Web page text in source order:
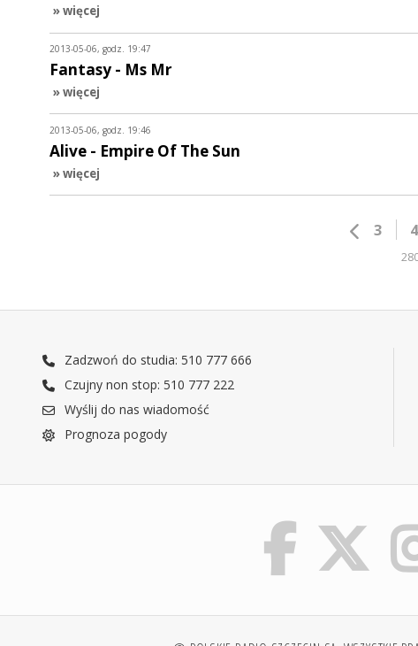
» więcej
2013-05-06, godz. 19:47
Fantasy - Ms Mr
» więcej
2013-05-06, godz. 19:46
Alive - Empire Of The Sun
» więcej
3 4
Zadzwoń do studia: 510 777 666
Czujny non stop: 510 777 222
Wyślij do nas wiadomość
Prognoza pogody